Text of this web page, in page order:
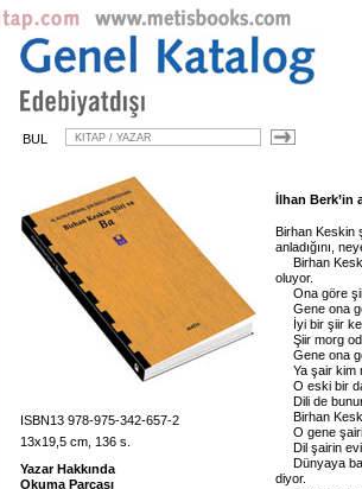
BUL
ISBN13 978-975-342-657-2
13x19,5 cm, 136 s.
Yazar Hakkında
Okuma Parçası
İlhan Berk’in
Birhan Keskin
anladığını,
Birhan
oluyor.
Ona göre
Gene ona
İyi bir şiir
Şiir morg
Gene ona
Ya şair kim
O eski bir
Dili de
Birhan
O gene
Dil şairin
Dünyaya
diyor.